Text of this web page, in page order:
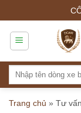
to
content
Tìm
kiếm:
Trang chủ » Tư